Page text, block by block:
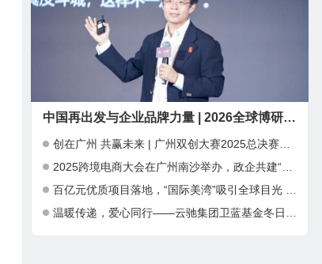
中国再出发与企业品牌力量 | 2026全球博研同学年会 在深圳圆满举行
创在广州 共赢未来 | 广州双创大赛2025总决赛暨INNO+大湾区科创嘉年华成功举办
2025跨境电商大会在广州南沙举办，政企共建“跨境电商出海新通道”
百亿元优质项目落地，“国际美湾”吸引全球目光 ——第三届广州国际美妆周开幕，千亿产业集群加速全球化布局
温暖传递，爱心同行——云驰集团卫蓝基金冬日公益捐赠行动